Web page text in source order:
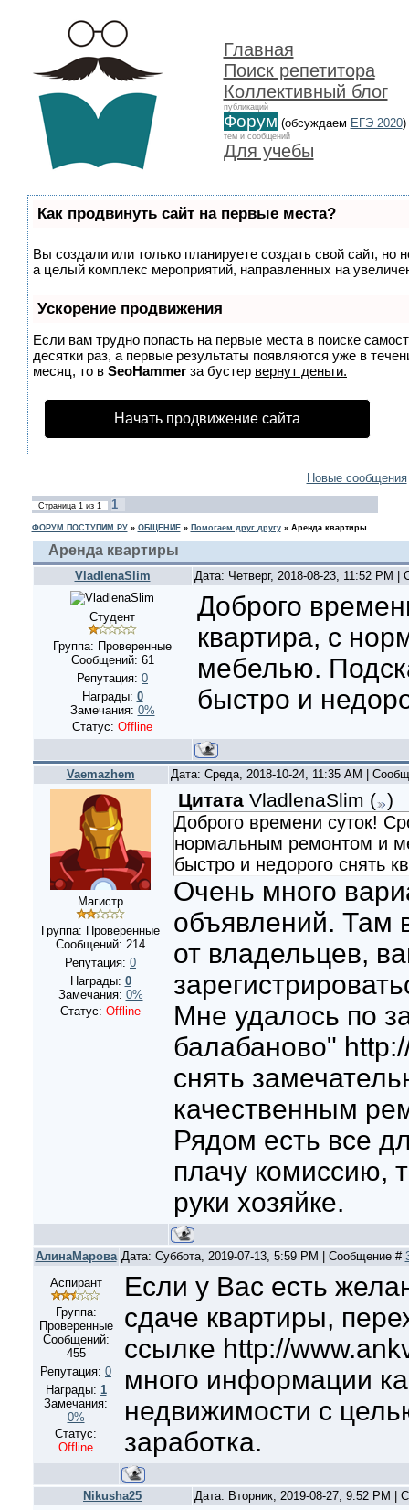
Главная
Поиск репетитора
Коллективный блог
публикаций
Форум (обсуждаем ЕГЭ 2020)
тем и сообщений
Для учебы
Как продвинуть сайт на первые места?
Вы создали или только планируете создать свой сайт, но
а целый комплекс мероприятий, направленных на
Ускорение продвижения
Если вам трудно попасть на первые места в поиске
десятки раз, а первые результаты появляются уже в
месяц, то в SeoHammer за бустер вернут деньги.
Начать продвижение сайта
Новые сообщения
Страница 1из 1 1
ФОРУМ ПОСТУПИМ.РУ» ОБЩЕНИЕ» Помогаем друг другу» Аренда квартиры
Аренда квартиры
VladlenaSlim Дата: Четверг, 2018-08-23, 11:52 PM
Студент
Группа: Проверенные
Сообщений: 61
Репутация: 0
Награды: 0
Замечания: 0%
Статус: Offline
Доброго
квартира, с
мебелью.
быстро и
Vaemazhem Дата: Среда, 2018-10-24, 11:35 AM |
Магистр
Группа: Проверенные
Сообщений: 214
Репутация: 0
Награды: 0
Замечания: 0%
Статус: Offline
Цитата VladlenaSlim ( )
Доброго времени суток!
нормальным ремонтом и
быстро и недорого снять
Очень много
объявлений. Там
от владельцев,
Мне удалось по
балабаново"
снять
качественным
Рядом есть все
плачу комиссию,
руки хозяйке.
АлинаМарова Дата: Суббота, 2019-07-13, 5:59 PM | Сообщение #
Аспирант
Группа:
Проверенные
Сообщений:
455
Репутация: 0
Награды: 1
Замечания:
0%
Статус:
Offline
Если у Вас есть
сдаче квартиры,
ссылке http://
много информации
недвижимости с
заработка.
Nikusha25 Дата: Вторник, 2019-08-27, 9:52 PM |